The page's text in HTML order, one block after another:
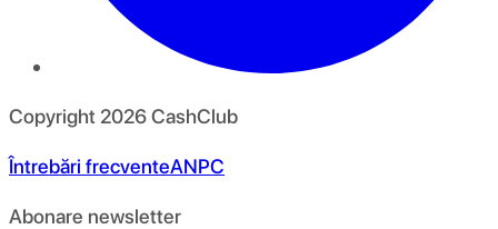
Copyright 2026CashClub
Întrebări frecventeANPC
Abonare newsletter